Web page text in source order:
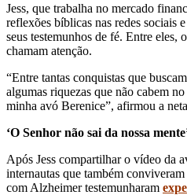
Jess, que trabalha no mercado
reflexões bíblicas nas redes sociais
seus testemunhos de fé. Entre eles,
chamam atenção.
“Entre tantas conquistas que
algumas riquezas que não cabem
minha avó Berenice”, afirmou a
‘O Senhor não sai da nossa
Após Jess compartilhar o vídeo da
internautas que também
com Alzheimer testemunharam